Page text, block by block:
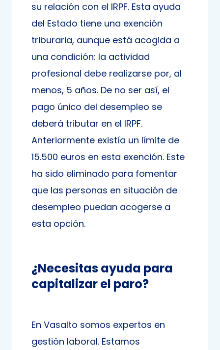
su relación con el IRPF. Esta ayuda
del Estado tiene una exención
triburaria, aunque está acogida a
una condición: la actividad
profesional debe realizarse por, al
menos, 5 años. De no ser así, el
pago único del desempleo se
deberá tributar en el IRPF.
Anteriormente existía un límite de
15.500 euros en esta exención. Este
ha sido eliminado para fomentar
que las personas en situación de
desempleo puedan acogerse a
esta opción.
¿Necesitas ayuda para
capitalizar el paro?
En Vasalto somos expertos en
gestión laboral. Estamos